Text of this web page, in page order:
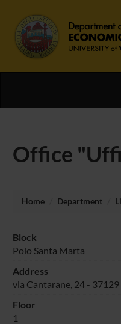
Office
Home Department
Block
Polo Santa Marta
Address
via Cantarane, 24 - 37129
Floor
1